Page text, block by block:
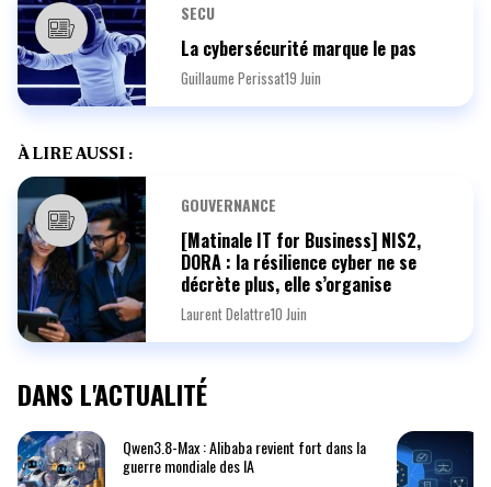
SECU
La cybersécurité marque le pas
Guillaume Perissat19 Juin
À LIRE AUSSI :
GOUVERNANCE
[Matinale IT for Business] NIS2,
DORA : la résilience cyber ne se
décrète plus, elle s’organise
Laurent Delattre10 Juin
DANS L'ACTUALITÉ
Qwen3.8-Max : Alibaba revient fort dans la
guerre mondiale des IA